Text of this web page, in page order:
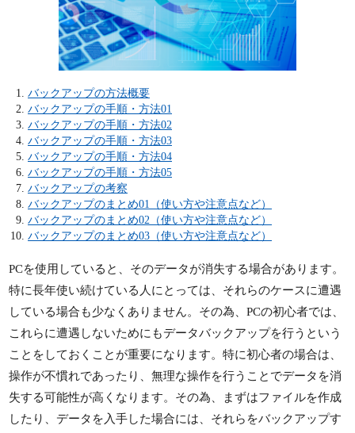
バックアップの方法概要
バックアップの手順・方法01
バックアップの手順・方法02
バックアップの手順・方法03
バックアップの手順・方法04
バックアップの手順・方法05
バックアップの考察
バックアップのまとめ01（使い方や注意点など）
バックアップのまとめ02（使い方や注意点など）
バックアップのまとめ03（使い方や注意点など）
PCを使用していると、そのデータが消失する場合があります。
特に長年使い続けている人にとっては、それらのケースに遭遇
している場合も少なくありません。その為、PCの初心者では、
これらに遭遇しないためにもデータバックアップを行うという
ことをしておくことが重要になります。特に初心者の場合は、
操作が不慣れであったり、無理な操作を行うことでデータを消
失する可能性が高くなります。その為、まずはファイルを作成
したり、データを入手した場合には、それらをバックアップす